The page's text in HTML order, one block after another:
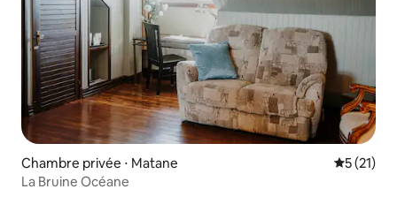
Chambre privée ⋅ Matane
5 (21)
La Bruine Océane